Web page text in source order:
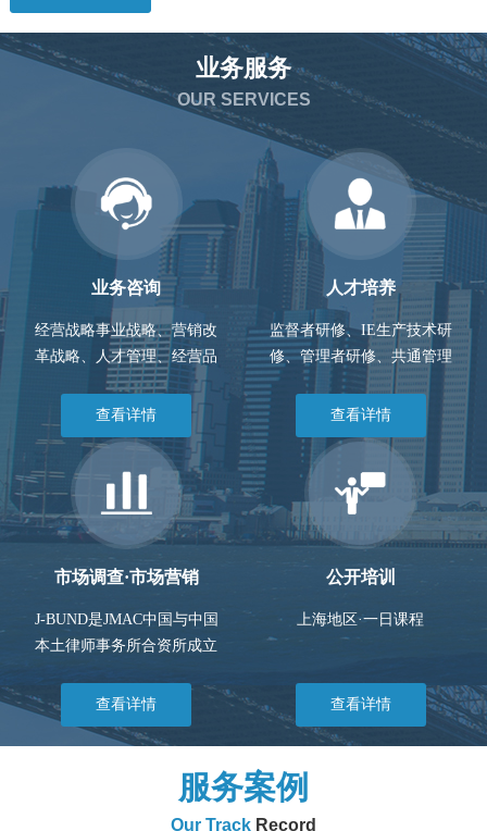
业务服务
OUR SERVICES
业务咨询
经营战略事业战略、营销改
革战略、人才管理、经营品
质、生...
查看详情
人才培养
监督者研修、IE生产技术研
修、管理者研修、共通管理
技术研...
查看详情
市场调查·市场营销
J-BUND是JMAC中国与中国
本土律师事务所合资所成立
查看详情
公开培训
上海地区·一日课程
查看详情
服务案例
Our Track Record